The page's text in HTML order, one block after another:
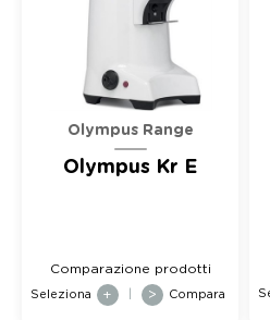
Olympus Range
Olympus Kr E
Comparazione prodotti
Seleziona + > Compara